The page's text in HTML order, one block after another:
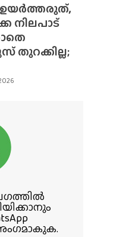
ഉയർത്തരുത്,
നിലപാട്
തുറക്കില്ല;